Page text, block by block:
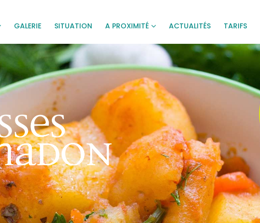
GALERIE SITUATION A PROXIMITÉ ACTUALITÉS TARIFS